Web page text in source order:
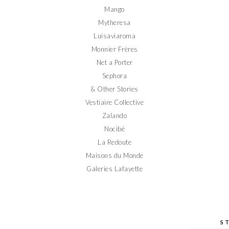
Mango
Mytheresa
Luisaviaroma
Monnier Frères
Net a Porter
Sephora
& Other Stories
Vestiaire Collective
Zalando
Nocibé
La Redoute
Maisons du Monde
Galeries Lafayette